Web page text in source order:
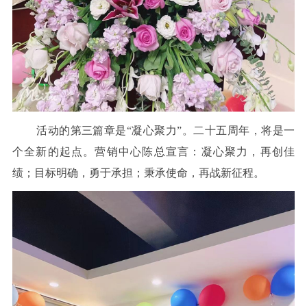
活动的第三篇章是“凝心聚力”。二十五周年，将是一
个全新的起点。营销中心陈总宣言：凝心聚力，再创佳
绩；目标明确，勇于承担；秉承使命，再战新征程。